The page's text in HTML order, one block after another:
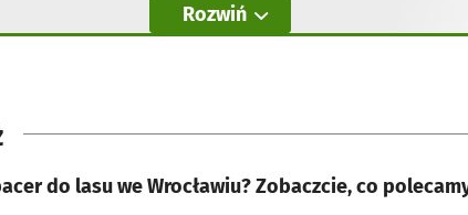
Rozwiń
do lasu we Wrocławiu? Zobaczcie, co